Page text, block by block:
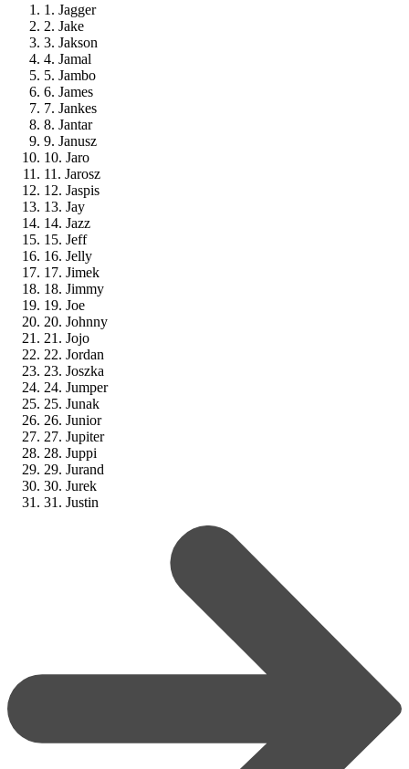
1. Jagger
2. Jake
3. Jakson
4. Jamal
5. Jambo
6. James
7. Jankes
8. Jantar
9. Janusz
10. Jaro
11. Jarosz
12. Jaspis
13. Jay
14. Jazz
15. Jeff
16. Jelly
17. Jimek
18. Jimmy
19. Joe
20. Johnny
21. Jojo
22. Jordan
23. Joszka
24. Jumper
25. Junak
26. Junior
27. Jupiter
28. Juppi
29. Jurand
30. Jurek
31. Justin